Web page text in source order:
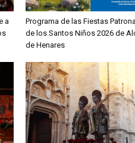
a
Programa de las Fiestas
de los Santos Niños 2026 de
de Henares